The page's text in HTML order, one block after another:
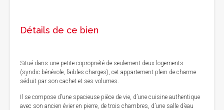
Détails de ce bien
Situé dans une petite copropriété de seulement deux logements
(syndic bénévole, faibles charges), cet appartement plein de charme
séduit par son cachet et ses volumes.
Il se compose d’une spacieuse pièce de vie, d’une cuisine authentique
avec son ancien évier en pierre, de trois chambres, d’une salle d’eau